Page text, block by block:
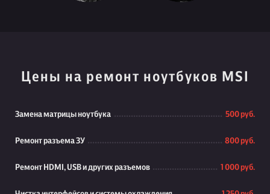
Цены на ремонт ноутбуков MSI
Замена матрицы ноутбука 500 руб.
Ремонт разъема ЗУ 800 руб.
Ремонт HDMI, USB и других разъемов 1 000 руб.